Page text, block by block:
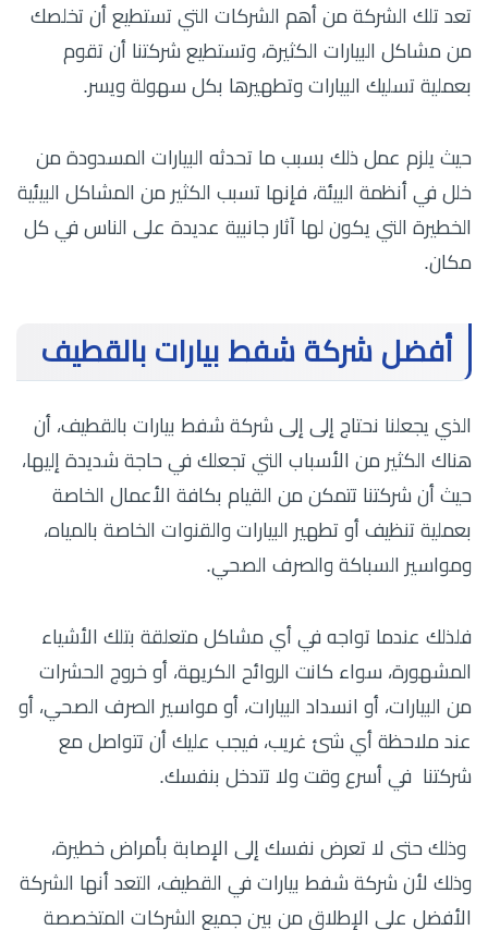
تعد تلك الشركة من أهم الشركات التي تستطيع أن تخلصك
من مشاكل البيارات الكثيرة، وتستطيع شركتنا أن تقوم
بعملية تسليك البيارات وتطهيرها بكل سهولة ويسر.
حيث يلزم عمل ذلك بسبب ما تحدثه البيارات المسدودة من
خلل في أنظمة البيئة، فإنها تسبب الكثير من المشاكل البيئية
الخطيرة التي يكون لها آثار جانبية عديدة على الناس في كل
مكان.
أفضل شركة شفط بيارات بالقطيف
الذي يجعلنا نحتاج إلى إلى شركة شفط بيارات بالقطيف، أن
هناك الكثير من الأسباب التي تجعلك في حاجة شديدة إليها،
حيث أن شركتنا تتمكن من القيام بكافة الأعمال الخاصة
بعملية تنظيف أو تطهير البيارات والقنوات الخاصة بالمياه،
ومواسير السباكة والصرف الصحي.
فلذلك عندما تواجه في أي مشاكل متعلقة بتلك الأشياء
المشهورة، سواء كانت الروائح الكريهة، أو خروج الحشرات
من البيارات، أو انسداد البيارات، أو مواسير الصرف الصحي، أو
عند ملاحظة أي شئ غريب، فيجب عليك أن تتواصل مع
شركتنا في أسرع وقت ولا تتدخل بنفسك.
وذلك حتى لا تعرض نفسك إلى الإصابة بأمراض خطيرة،
وذلك لأن شركة شفط بيارات في القطيف، التعد أنها الشركة
الأفضل على الإطلاق من بين جميع الشركات المتخصصة